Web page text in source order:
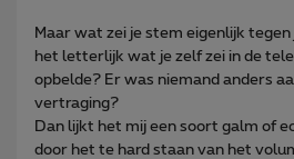
Maar wat zei je stem eigenlijk tegen
het letterlijk wat je zelf zei in de
opbelde? Er was niemand anders
vertraging?
Dan lijkt het mij een soort galm of
door het te hard staan van het